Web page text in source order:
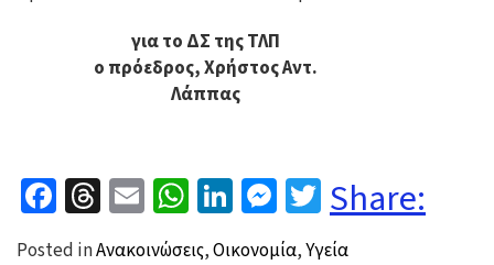
για το ΔΣ της ΤΛΠ
ο πρόεδρος, Χρήστος Αντ.
Λάππας
Facebook
Threads
EmailWhatsApp
LinkedIn
Messenger
Twitter
Share:
Posted inΑνακοινώσεις,Οικονομία,Υγεία